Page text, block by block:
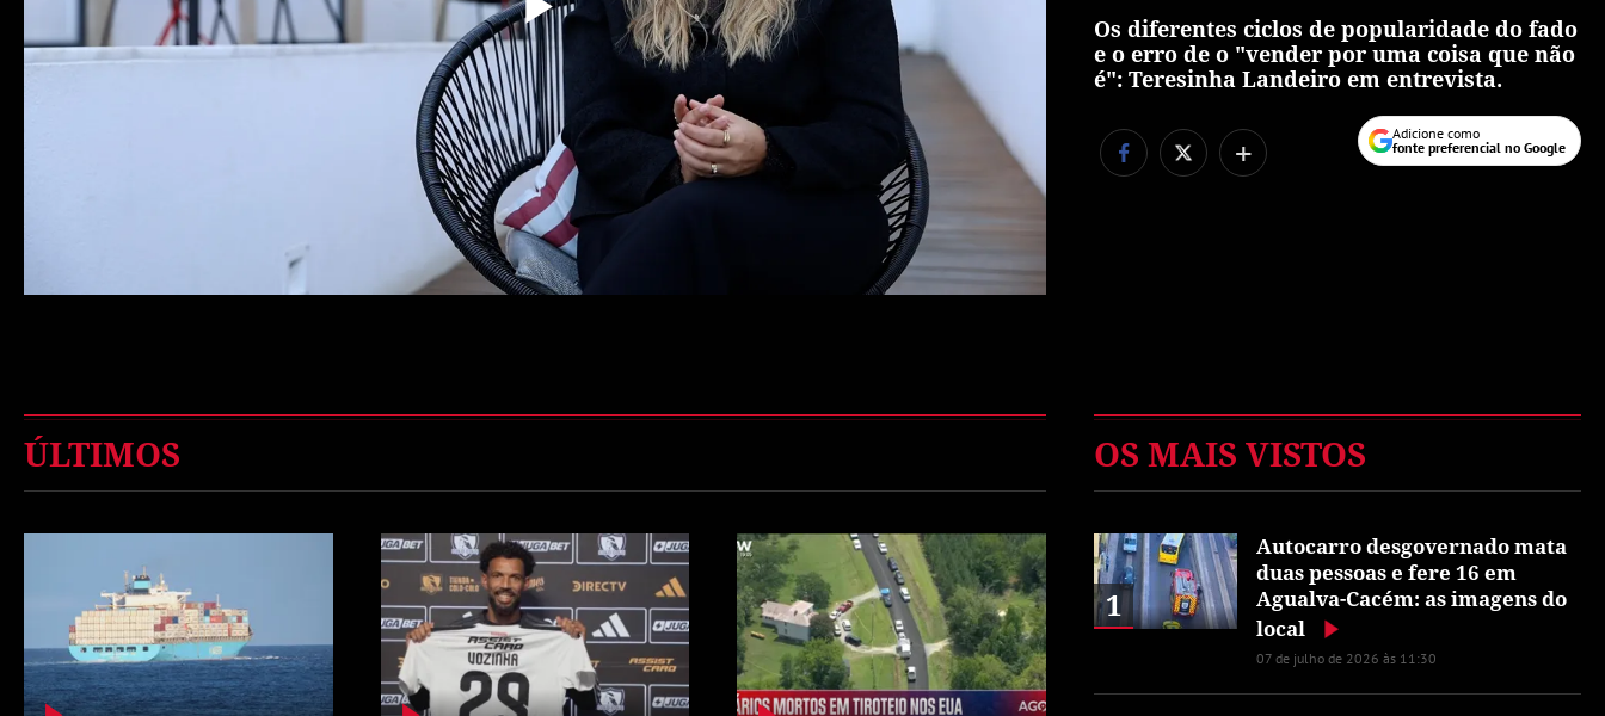
Reproduzir
Vídeo
Os diferentes ciclos de popularidade do fado
e o erro de o "vender por uma coisa que não
é": Teresinha Landeiro em entrevista.
+
Adicione como
fonte preferencial no Google
ÚLTIMOS OS MAIS VISTOS
1
Autocarro desgovernado mata
duas pessoas e fere 16 em
Agualva-Cacém: as imagens do
local
07 de julho de 2026 às 11:30